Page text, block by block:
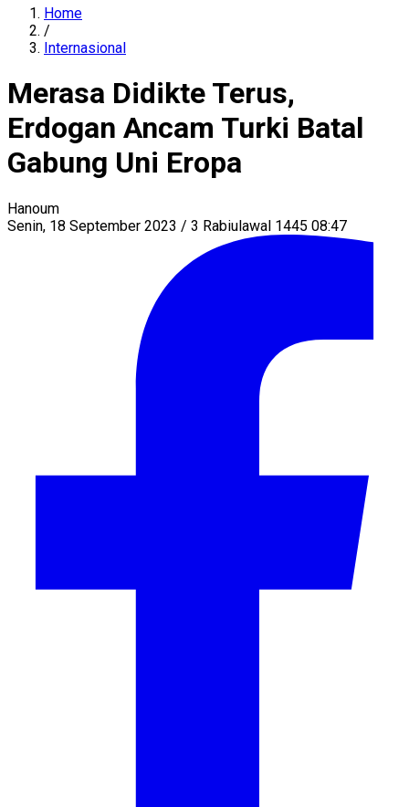
Home
/
Internasional
Merasa Didikte Terus,
Erdogan Ancam Turki Batal
Gabung Uni Eropa
Hanoum
Senin, 18 September 2023 / 3 Rabiulawal 1445 08:47